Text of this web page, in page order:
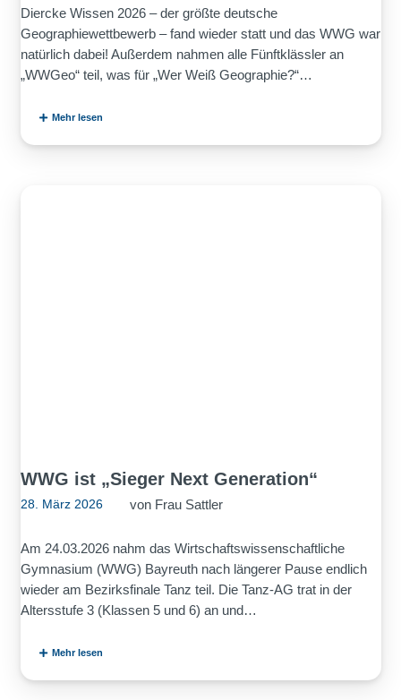
Diercke Wissen 2026 – der größte deutsche
Geographiewettbewerb – fand wieder statt und das WWG war
natürlich dabei! Außerdem nahmen alle Fünftklässler an
„WWGeo“ teil, was für „Wer Weiß Geographie?“…
Mehr lesen
WWG ist „Sieger Next Generation“
28. März 2026 von Frau Sattler
Am 24.03.2026 nahm das Wirtschaftswissenschaftliche
Gymnasium (WWG) Bayreuth nach längerer Pause endlich
wieder am Bezirksfinale Tanz teil. Die Tanz-AG trat in der
Altersstufe 3 (Klassen 5 und 6) an und…
Mehr lesen